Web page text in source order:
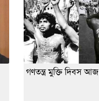
গণতন্ত্র মুক্তি দিবস আজ